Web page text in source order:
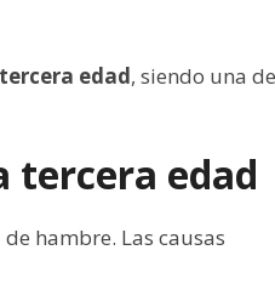
edad, siendo una de
tercera edad
hambre. Las causas